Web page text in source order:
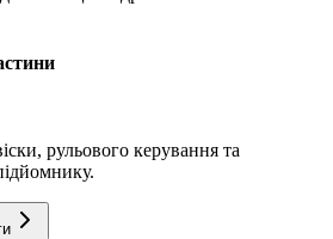
рульового керування та